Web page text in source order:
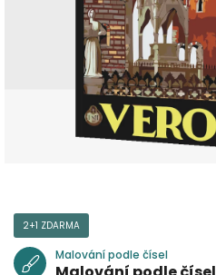
2+1 ZDARMA
Malování podle čísel